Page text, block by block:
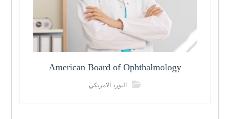
American Board of Ophthalmology
البورد الامريكي